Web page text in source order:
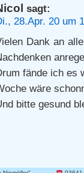
sagt:
28.Apr. 20 um
Dank an
fände ich es
wäre
bitte gesund